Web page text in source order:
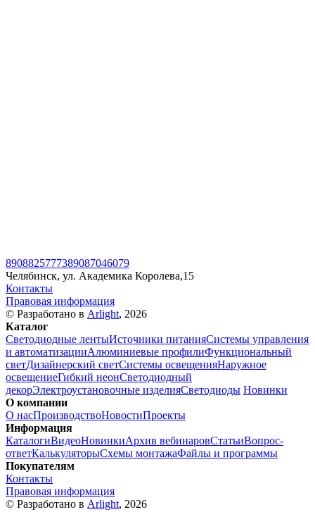
8908825777389087046079
Челябинск, ул. Академика Королева,15
Контакты
Правовая информация
© Разработано в Arlight, 2026
Каталог
Светодиодные лентыИсточники питанияСистемы управления
и автоматизацииАлюминиевые профилиФункциональный
светДизайнерский светСистемы освещенияНаружное
освещениеГибкий неонСветодиодный
декорЭлектроустановочные изделияСветодиоды Новинки
О компании
О насПроизводствоНовостиПроекты
Информация
КаталогиВидеоНовинкиАрхив вебинаровСтатьиВопрос-
ответКалькуляторыСхемы монтажаФайлы и программы
Покупателям
Контакты
Правовая информация
© Разработано в Arlight, 2026